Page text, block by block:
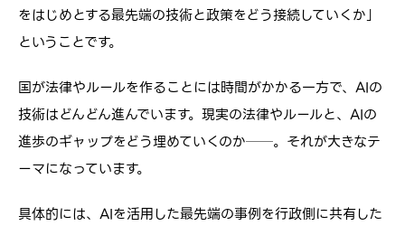
をはじめとする最先端の技術と政策をどう接続していくか」
ということです。
国が法律やルールを作ることには時間がかかる一方で、AIの
技術はどんどん進んでいます。現実の法律やルールと、AIの
進歩のギャップをどう埋めていくのか──。それが大きなテ
ーマになっています。
具体的には、AIを活用した最先端の事例を行政側に共有した